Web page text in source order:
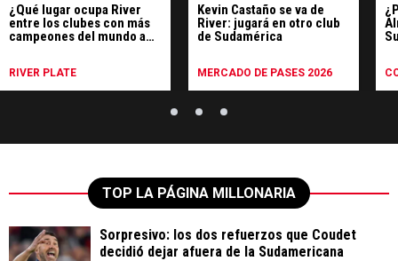
¿Qué lugar ocupa River
entre los clubes con más
campeones del mundo a
RIVER PLATE
Kevin Castaño se va de
River: jugará en otro club
de Sudamérica
MERCADO DE PASES 2026
TOP LA PÁGINA MILLONARIA
Sorpresivo: los dos refuerzos que Coudet
decidió dejar afuera de la Sudamericana